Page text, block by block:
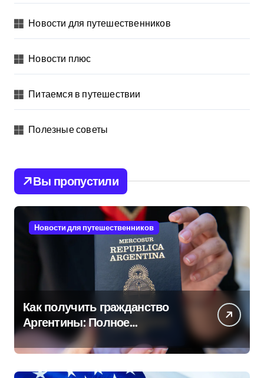
Новости для путешественников
Новости плюс
Питаемся в путешествии
Полезные советы
Вы пропустили
Новости для путешественников
Как получить гражданство
Аргентины: Полное
руководство